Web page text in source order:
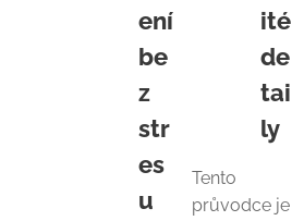
ení
be
z
str
es
u
ité
de
tai
ly
Tento
průvodce je